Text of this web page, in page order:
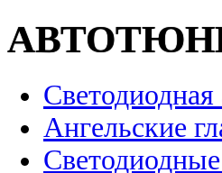
Ангельские